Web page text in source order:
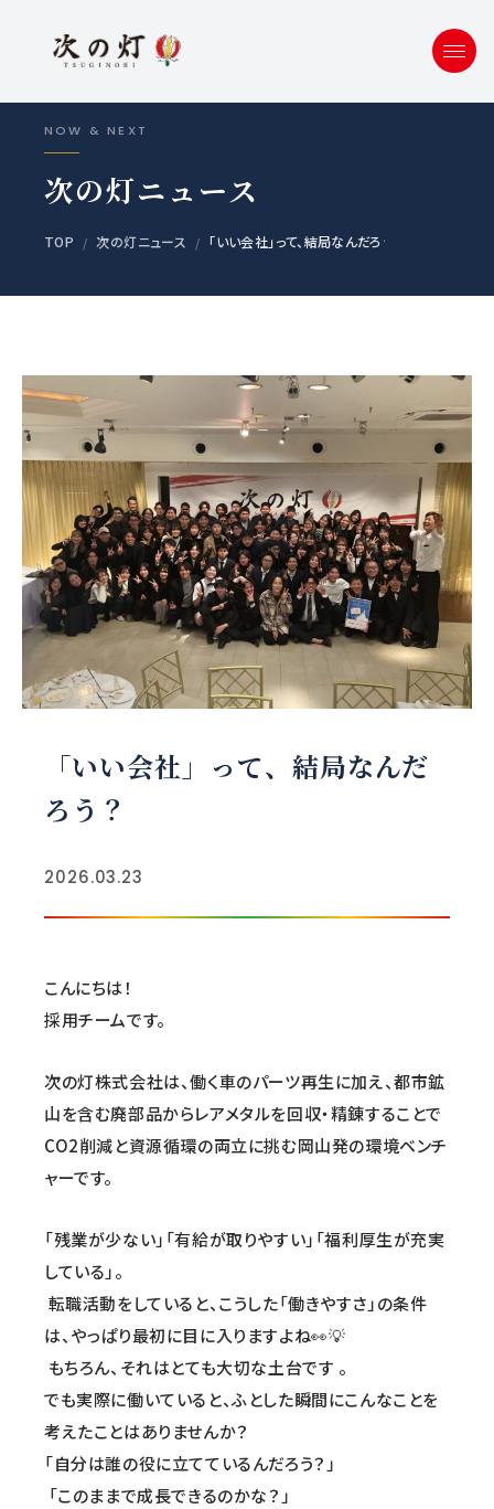
NOW & NEXT
次の灯ニュース
TOP 次の灯ニュース 「いい会社」って、結局なんだろう？
「いい会社」って、結局なんだ
ろう？
2026.03.23
こんにちは！
採用チームです。
次の灯株式会社は、働く車のパーツ再生に加え、都市鉱
山を含む廃部品からレアメタルを回収・精錬することで
CO2削減と資源循環の両立に挑む岡山発の環境ベンチ
ャーです。
「残業が少ない」「有給が取りやすい」「福利厚生が充実
している」。
転職活動をしていると、こうした「働きやすさ」の条件
は、やっぱり最初に目に入りますよね👀💡
もちろん、それはとても大切な土台です 。
でも実際に働いていると、ふとした瞬間にこんなことを
考えたことはありませんか？
「自分は誰の役に立てているんだろう？」
「このままで成長できるのかな？」